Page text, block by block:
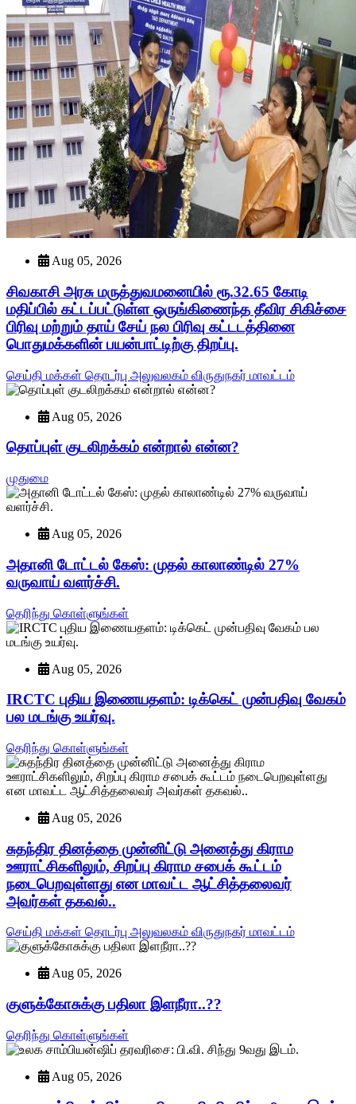
Aug 05, 2026
சிவகாசி அரசு மருத்துவமனையில் ரூ.32.65 கோடி
மதிப்பில் கட்டப்பட்டுள்ள ஒருங்கிணைந்த தீவிர சிகிச்சை
பிரிவு மற்றும் தாய் சேய் நல பிரிவு கட்டடத்தினை
பொதுமக்களின் பயன்பாட்டிற்கு திறப்பு.
செய்தி மக்கள் தொடர்பு அலுவலகம் விருதுநகர் மாவட்டம்
Aug 05, 2026
தொப்புள் குடலிறக்கம் என்றால் என்ன?
முதுமை
Aug 05, 2026
அதானி டோட்டல் கேஸ்: முதல் காலாண்டில் 27%
வருவாய் வளர்ச்சி.
தெரிந்து கொள்ளுங்கள்
Aug 05, 2026
IRCTC புதிய இணையதளம்: டிக்கெட் முன்பதிவு வேகம்
பல மடங்கு உயர்வு.
தெரிந்து கொள்ளுங்கள்
Aug 05, 2026
சுதந்திர தினத்தை முன்னிட்டு அனைத்து கிராம
ஊராட்சிகளிலும், சிறப்பு கிராம சபைக் கூட்டம்
நடைபெறவுள்ளது என மாவட்ட ஆட்சித்தலைவர்
அவர்கள் தகவல்..
செய்தி மக்கள் தொடர்பு அலுவலகம் விருதுநகர் மாவட்டம்
Aug 05, 2026
குளுக்கோசுக்கு பதிலா இளநீரா..??
தெரிந்து கொள்ளுங்கள்
Aug 05, 2026